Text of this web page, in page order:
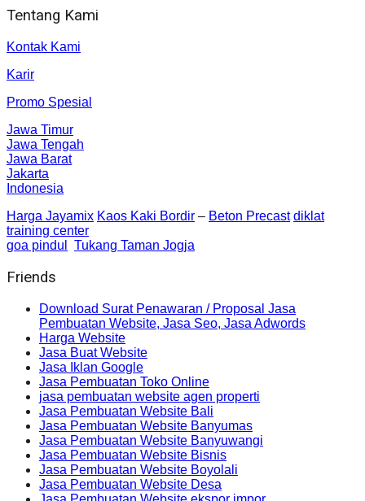
Tentang Kami
Kontak Kami
Karir
Promo Spesial
Jawa Timur
Jawa Tengah
Jawa Barat
Jakarta
Indonesia
Harga Jayamix Kaos Kaki Bordir – Beton Precast diklat
training center
goa pindul
Tukang Taman Jogja
Friends
Download Surat Penawaran / Proposal Jasa
Pembuatan Website, Jasa Seo, Jasa Adwords
Harga Website
Jasa Buat Website
Jasa Iklan Google
Jasa Pembuatan Toko Online
jasa pembuatan website agen properti
Jasa Pembuatan Website Bali
Jasa Pembuatan Website Banyumas
Jasa Pembuatan Website Banyuwangi
Jasa Pembuatan Website Bisnis
Jasa Pembuatan Website Boyolali
Jasa Pembuatan Website Desa